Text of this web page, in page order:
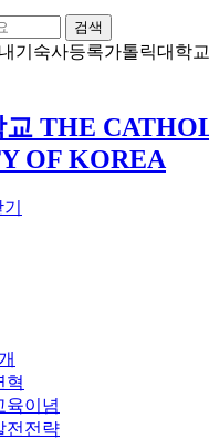
검색
기숙사등록가톨릭대학교
혁
육이념
전전략